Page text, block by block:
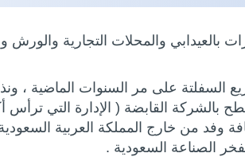
والمحلات التجارية والورش
على مر السنوات الماضية ،
تبلغ أكثر من 500000 متر مسطح بالشركة
وفد من خارج المملكة العربية
بفخر الصناعة السعودية .